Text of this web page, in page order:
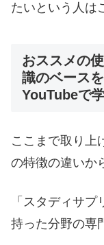
たいという人は
おススメの
識のベース
YouTubeで学
ここまで取り上
の特徴の違いか
「スタディサ
持った分野の専